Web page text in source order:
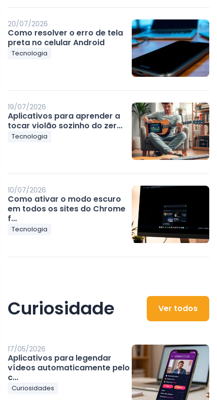
20/07/2026
Como resolver o erro de tela
preta no celular Android
Tecnologia
19/07/2026
Aplicativos para aprender a
tocar violão sozinho do zer...
Tecnologia
10/07/2026
Como ativar o modo escuro
em todos os sites do Chrome
f...
Tecnologia
Curiosidade Ver todos
17/05/2026
Aplicativos para legendar
vídeos automaticamente pelo
c...
Curiosidades